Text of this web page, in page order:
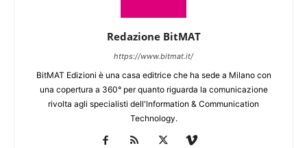
Redazione BitMAT
https://www.bitmat.it/
BitMAT Edizioni è una casa editrice che ha sede a Milano con
una copertura a 360° per quanto riguarda la comunicazione
rivolta agli specialisti dell'lnformation & Communication
Technology.